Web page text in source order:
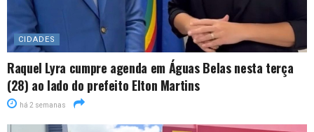
CIDADES
Raquel Lyra cumpre agenda em Águas Belas nesta terça
(28) ao lado do prefeito Elton Martins
há 2 semanas